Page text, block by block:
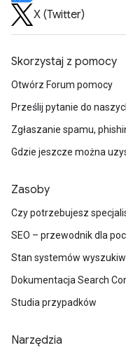
X (Twitter)
Skorzystaj z pomocy
Otwórz Forum pomocy
Prześlij pytanie do
Zgłaszanie spamu,
Gdzie jeszcze można
Zasoby
Czy potrzebujesz
SEO – przewodnik dla
Stan systemów
Dokumentacja Search
Studia przypadków
Narzędzia